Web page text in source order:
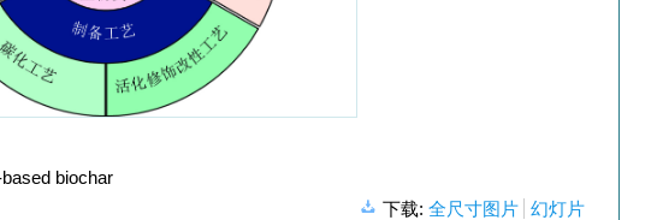
biochar
下载: 全尺寸图片 幻灯片